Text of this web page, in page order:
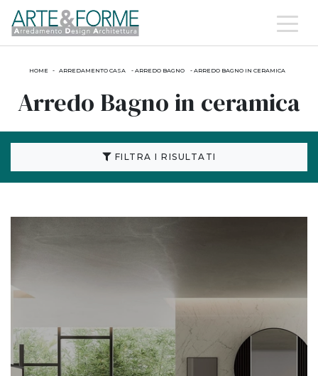
HOME - ARREDAMENTO CASA - ARREDO BAGNO - ARREDO BAGNO IN CERAMICA
Arredo Bagno in ceramica
FILTRA I RISULTATI